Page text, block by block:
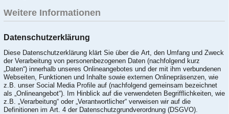
Weitere Informationen
Datenschutzerklärung
Diese Datenschutzerklärung klärt Sie über die Art, den Umfang und Zweck
der Verarbeitung von personenbezogenen Daten (nachfolgend kurz
„Daten“) innerhalb unseres Onlineangebotes und der mit ihm verbundenen
Webseiten, Funktionen und Inhalte sowie externen Onlinepräsenzen, wie
z.B. unser Social Media Profile auf (nachfolgend gemeinsam bezeichnet
als „Onlineangebot“). Im Hinblick auf die verwendeten Begrifflichkeiten, wie
z.B. „Verarbeitung“ oder „Verantwortlicher“ verweisen wir auf die
Definitionen im Art. 4 der Datenschutzgrundverordnung (DSGVO).